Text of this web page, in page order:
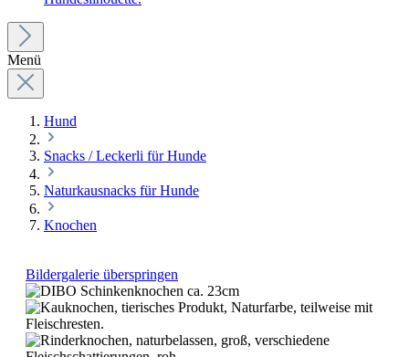
Menü
Hund
Snacks / Leckerli für Hunde
Naturkausnacks für Hunde
Knochen
Bildergalerie überspringen